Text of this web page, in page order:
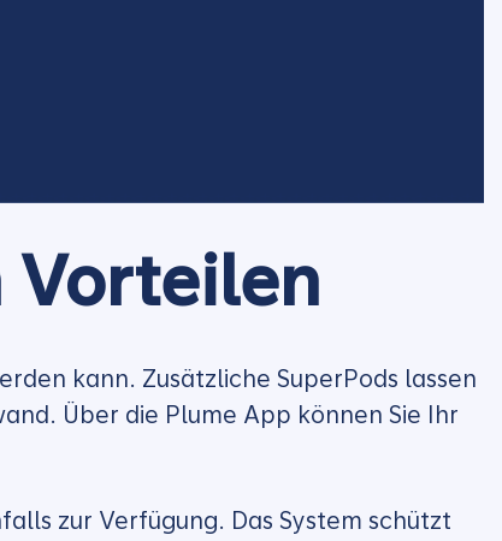
Vorteilen
kann. Zusätzliche SuperPods lassen
Über die Plume App können Sie Ihr
zur Verfügung. Das System schützt